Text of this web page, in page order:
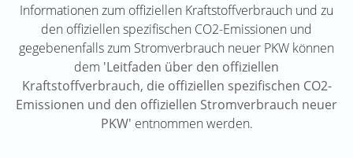
Informationen zum offiziellen Kraftstoffverbrauch und zu
den offiziellen spezifischen CO2-Emissionen und
gegebenenfalls zum Stromverbrauch neuer PKW können
dem 'Leitfaden über den offiziellen
Kraftstoffverbrauch, die offiziellen spezifischen CO2-
Emissionen und den offiziellen Stromverbrauch neuer
PKW' entnommen werden.